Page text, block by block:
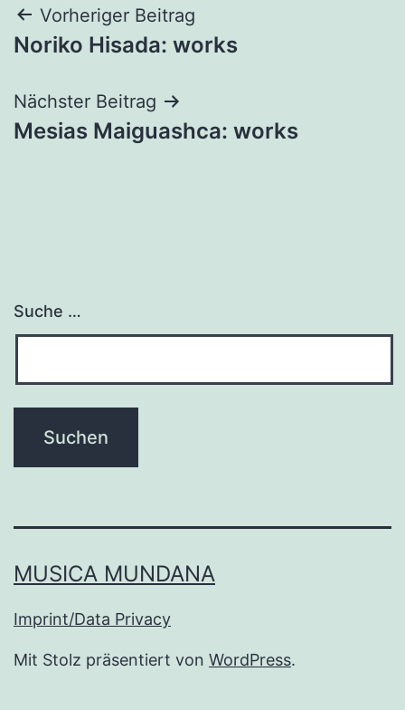
Beitrags-
Navigation
Vorheriger Beitrag
Noriko Hisada: works
Nächster Beitrag
Mesias Maiguashca: works
Suche …
MUSICA MUNDANA
Imprint/Data Privacy
Mit Stolz präsentiert von WordPress.